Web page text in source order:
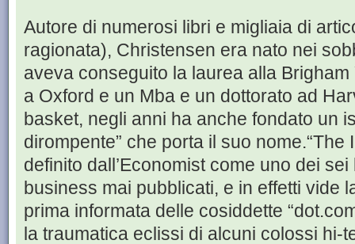
Autore di numerosi libri e migliaia di
ragionata), Christensen era nato nei
aveva conseguito la laurea alla
a Oxford e un Mba e un dottorato ad
basket, negli anni ha anche fondato un
dirompente” che porta il suo nome.“The
definito dall’Economist come uno dei
business mai pubblicati, e in effetti vide
prima informata delle cosiddette
la traumatica eclissi di alcuni colossi hi-